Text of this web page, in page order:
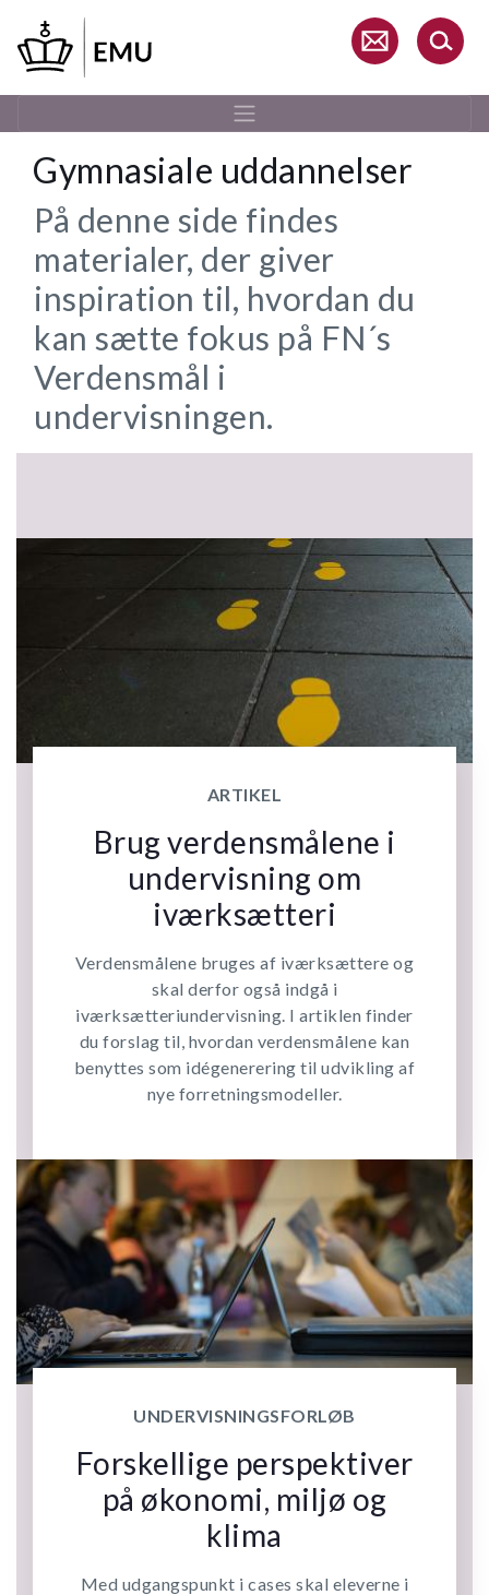
hovedindhold
Gymnasiale uddannelser
På denne side findes
materialer, der giver
inspiration til, hvordan du
kan sætte fokus på FN´s
Verdensmål i
undervisningen.
ARTIKEL
Brug verdensmålene i
undervisning om
iværksætteri
Verdensmålene bruges af iværksættere og
skal derfor også indgå i
iværksætteriundervisning. I artiklen finder
du forslag til, hvordan verdensmålene kan
benyttes som idégenerering til udvikling af
nye forretningsmodeller.
UNDERVISNINGSFORLØB
Forskellige perspektiver
på økonomi, miljø og
klima
Med udgangspunkt i cases skal eleverne i